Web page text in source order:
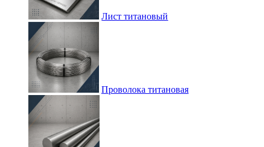
Лист титановый
Проволока титановая